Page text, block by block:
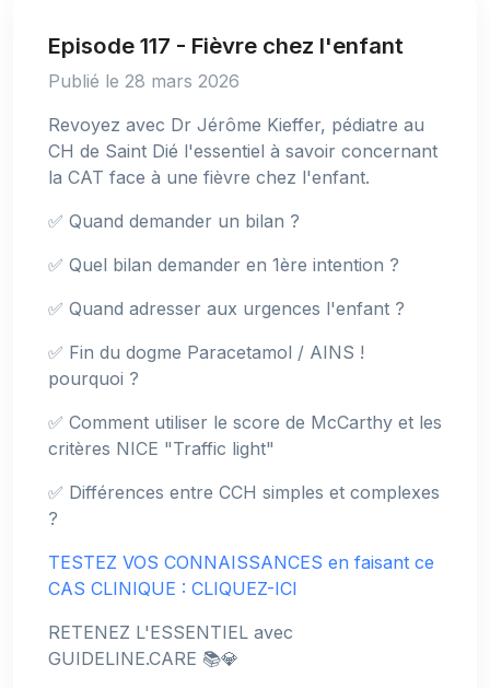
Episode 117 - Fièvre chez l'enfant
Publié le 28 mars 2026
Revoyez avec Dr Jérôme Kieffer, pédiatre au
CH de Saint Dié l'essentiel à savoir concernant
la CAT face à une fièvre chez l'enfant.
✅ Quand demander un bilan ?
✅ Quel bilan demander en 1ère intention ?
✅ Quand adresser aux urgences l'enfant ?
✅ Fin du dogme Paracetamol / AINS !
pourquoi ?
✅ Comment utiliser le score de McCarthy et les
critères NICE "Traffic light"
✅ Différences entre CCH simples et complexes
?
TESTEZ VOS CONNAISSANCES en faisant ce
CAS CLINIQUE : CLIQUEZ-ICI
RETENEZ L'ESSENTIEL avec
GUIDELINE.CARE 📚💎